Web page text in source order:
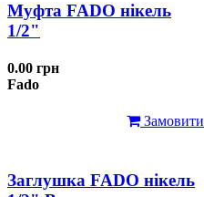
Муфта FADO нікель
1/2"
0.00 грн
Fado
Замовити
Заглушка FADO нікель